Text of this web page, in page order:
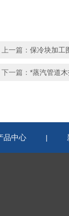
上一篇： 保冷块加工
下一篇： *蒸汽管道
品中心 |